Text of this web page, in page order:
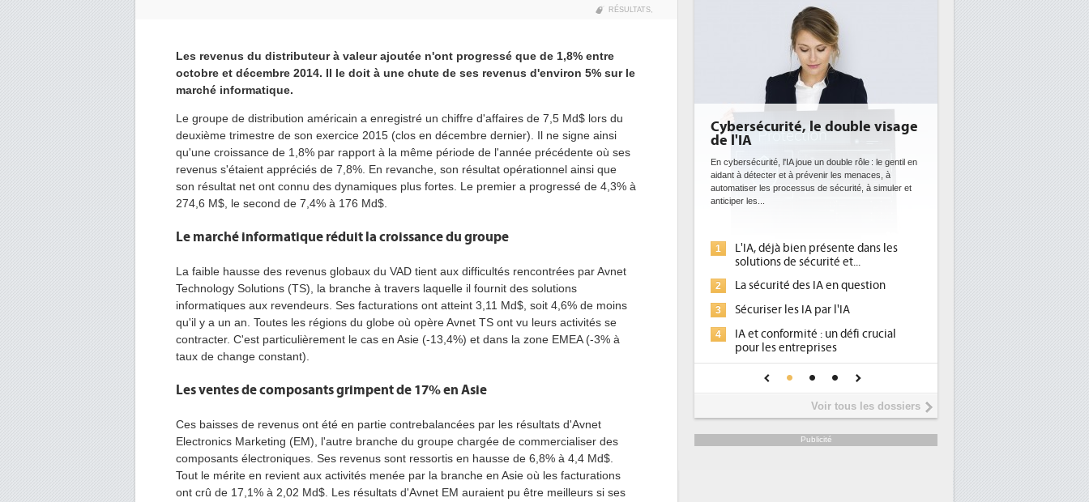
RÉSULTATS,
Les revenus du distributeur à valeur ajoutée n'ont progressé que de 1,8% entre
octobre et décembre 2014. Il le doit à une chute de ses revenus d'environ 5% sur le
marché informatique.
Le groupe de distribution américain a enregistré un chiffre d'affaires de 7,5 Md$ lors du
deuxième trimestre de son exercice 2015 (clos en décembre dernier). Il ne signe ainsi
qu'une croissance de 1,8% par rapport à la même période de l'année précédente où ses
revenus s'étaient appréciés de 7,8%. En revanche, son résultat opérationnel ainsi que
son résultat net ont connu des dynamiques plus fortes. Le premier a progressé de 4,3% à
274,6 M$, le second de 7,4% à 176 Md$.
Le marché informatique réduit la croissance du groupe
La faible hausse des revenus globaux du VAD tient aux difficultés rencontrées par Avnet
Technology Solutions (TS), la branche à travers laquelle il fournit des solutions
informatiques aux revendeurs. Ses facturations ont atteint 3,11 Md$, soit 4,6% de moins
qu'il y a un an. Toutes les régions du globe où opère Avnet TS ont vu leurs activités se
contracter. C'est particulièrement le cas en Asie (-13,4%) et dans la zone EMEA (-3% à
taux de change constant).
Les ventes de composants grimpent de 17% en Asie
Ces baisses de revenus ont été en partie contrebalancées par les résultats d'Avnet
Electronics Marketing (EM), l'autre branche du groupe chargée de commercialiser des
composants électroniques. Ses revenus sont ressortis en hausse de 6,8% à 4,4 Md$.
Tout le mérite en revient aux activités menée par la branche en Asie où les facturations
ont crû de 17,1% à 2,02 Md$. Les résultats d'Avnet EM auraient pu être meilleurs si ses
Cybersécurité, le double visage
de l'IA
En cybersécurité, l'IA joue un double rôle : le gentil en
aidant à détecter et à prévenir les menaces, à
automatiser les processus de sécurité, à simuler et
L'IA, déjà bien présente dans les
La sécurité des IA en question
3 Sécuriser les IA par l'IA
4
IA et conformité : un défi crucial
pour les entreprises
DEE: l'efficacité énergétique
bientôt une obligation pour les
datacenters
Des datacenters plus durables et plus efficaces, c'est
ce que recherchent les pouvoirs publics européens
1
Qu'est-ce que la DEE (directive
d'efficacité énergétique) ?
2
DEE, une pression administrative
place pour répondre à...
Phocea DC dans les cordes pour la
DEE
Interview de Fabrice Coquio,
président de Digital Realty...
6
Trimestriels IBM : L'activité logicielle
soutient les...
Voir tous les dossiers
Publicité